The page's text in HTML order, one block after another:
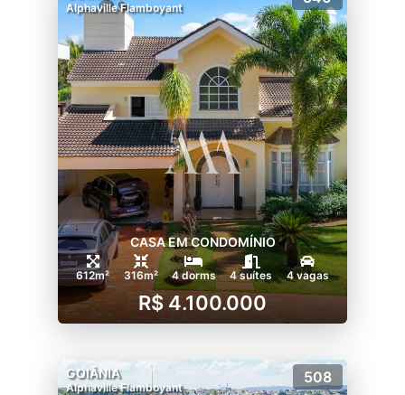
Alphaville Flamboyant
CASA EM CONDOMÍNIO
612m² 316m² 4 dorms 4 suítes 4 vagas
R$ 4.100.000
GOIÂNIA
Alphaville Flamboyant
508